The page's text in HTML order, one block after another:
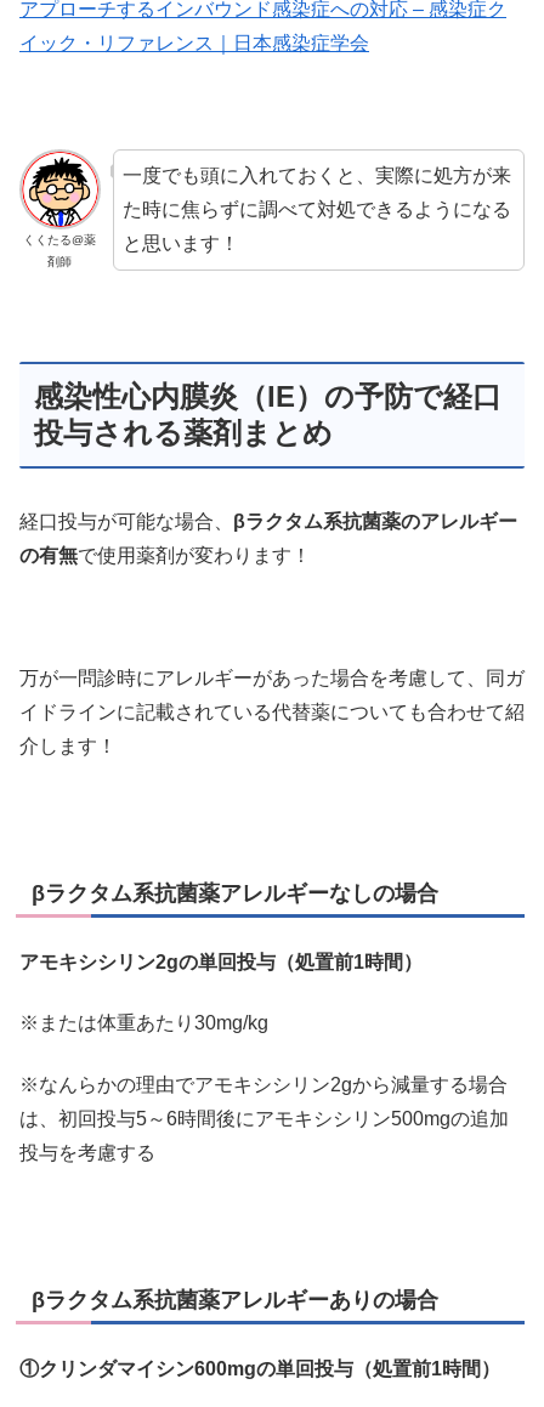
アプローチするインバウンド感染症への対応 – 感染症ク
イック・リファレンス｜日本感染症学会
くくたる@薬
剤師
一度でも頭に入れておくと、実際に処方が来
た時に焦らずに調べて対処できるようになる
と思います！
感染性心内膜炎（IE）の予防で経口
投与される薬剤まとめ
経口投与が可能な場合、 βラクタム系抗菌薬のアレルギー
の有無で使用薬剤が変わります！
万が一問診時にアレルギーがあった場合を考慮して、同ガ
イドラインに記載されている代替薬についても合わせて紹
介します！
βラクタム系抗菌薬アレルギーなしの場合
アモキシシリン2gの単回投与（処置前1時間）
※または体重あたり30mg/kg
※なんらかの理由でアモキシシリン2gから減量する場合
は、初回投与5～6時間後にアモキシシリン500mgの追加
投与を考慮する
βラクタム系抗菌薬アレルギーありの場合
①クリンダマイシン600mgの単回投与（処置前1時間）